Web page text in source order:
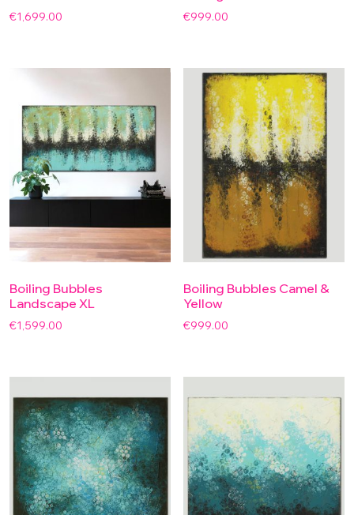
€1,699.00 €999.00
Boiling Bubbles
Landscape XL
€1,599.00
Boiling Bubbles Camel &
Yellow
€999.00